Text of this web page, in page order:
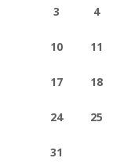
3 4
10 11
17 18
24 25
31